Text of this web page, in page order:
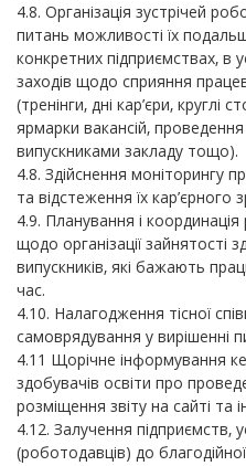
4.8. Організація зустрічей
питань можливості їх
конкретних підприємствах, в
заходів щодо сприяння
(тренінги, дні кар’єри, круглі
ярмарки вакансій,
випускниками закладу тощо).
4.8. Здійснення моніторингу
та відстеження їх кар’єрного
4.9. Планування і
щодо організації зайнятості
випускників, які бажають
час.
4.10. Налагодження тісної
самоврядування у вирішенні
4.11 Щорічне інформування
здобувачів освіти про
розміщення звіту на сайті та
4.12. Залучення підприємств,
(роботодавців) до благодійної